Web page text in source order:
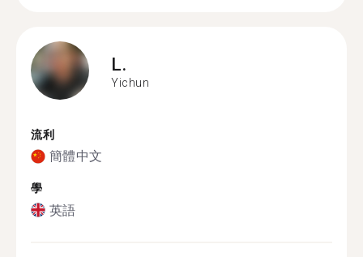
L.
Yichun
流利
簡體中文
學
英語